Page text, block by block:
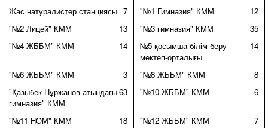
Жас натуралистер станциясы 7 "№1 Гимназия" КММ
12
"№2 Лицей" КММ
13 "№3 гимназия" КММ
35
"№4 ЖББМ" КММ
14
№5 қосымша білім беру
мектеп-орталығы
14
"№6 ЖББМ" КММ 3 "№8 ЖББМ" КММ
8
"Қазыбек Нұржанов атындағы
гимназия" КММ
63 "№10 ЖББМ" КММ 6
"№11 НОМ" КММ 18 "№12 ЖББМ" КММ 7